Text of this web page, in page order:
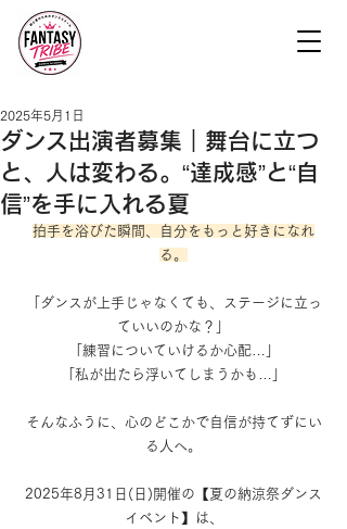
ダンス出演者募集｜舞台に立つ
と、人は変わる。“達成感”と“自
信”を手に入れる夏
2025年5月1日
拍手を浴びた瞬間、自分をもっと好きになれ
る。
「ダンスが上手じゃなくても、ステージに立っ
ていいのかな？」
「練習についていけるか心配…」
「私が出たら浮いてしまうかも…」
そんなふうに、心のどこかで自信が持てずにい
る人へ。
2025年8月31日(日)開催の【夏の納涼祭ダンス
イベント】は、